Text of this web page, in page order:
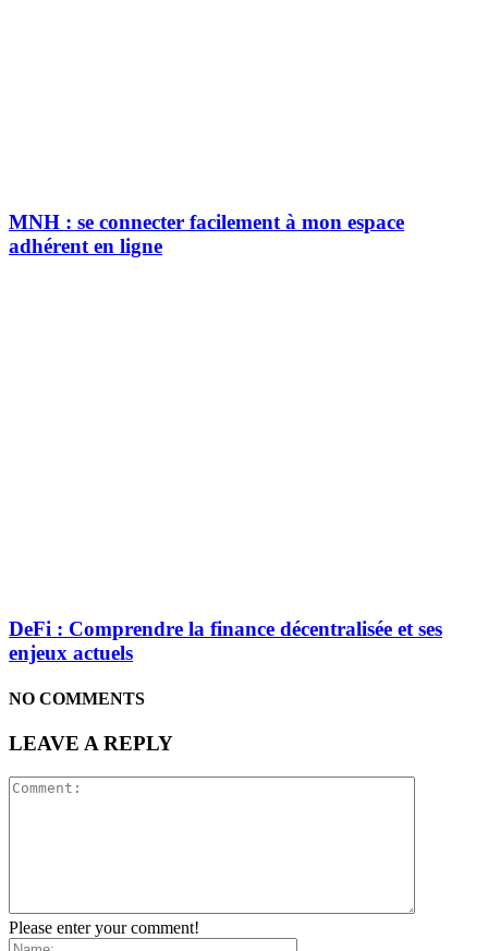
MNH : se connecter facilement à mon espace
adhérent en ligne
DeFi : Comprendre la finance décentralisée et ses
enjeux actuels
NO COMMENTS
LEAVE A REPLY
Please enter your comment!